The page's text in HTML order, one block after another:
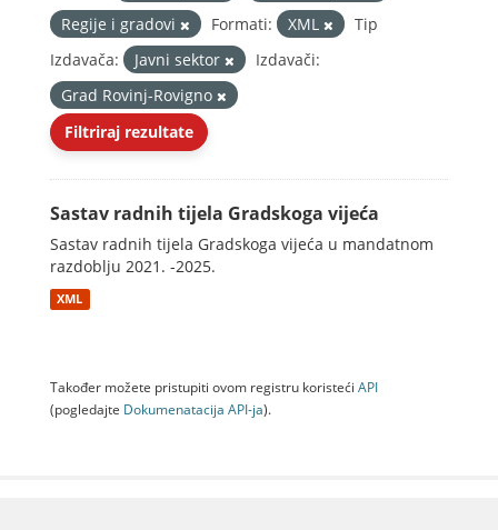
Regije i gradovi
Formati: XML
Tip
Izdavača:
Javni sektor
Izdavači:
Grad Rovinj-Rovigno
Filtriraj rezultate
Sastav radnih tijela Gradskoga vijeća
Sastav radnih tijela Gradskoga vijeća u mandatnom
razdoblju 2021. -2025.
XML
Također možete pristupiti ovom registru koristeći API
(pogledajte Dokumenаtаcijа API-jа).